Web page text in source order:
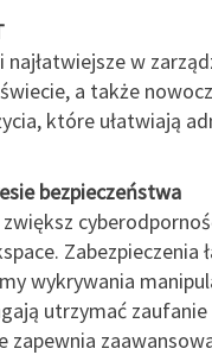
w
a także
które ułatwiają
bezpieczeństwa
Zabezpieczenia
wykrywania
utrzymać